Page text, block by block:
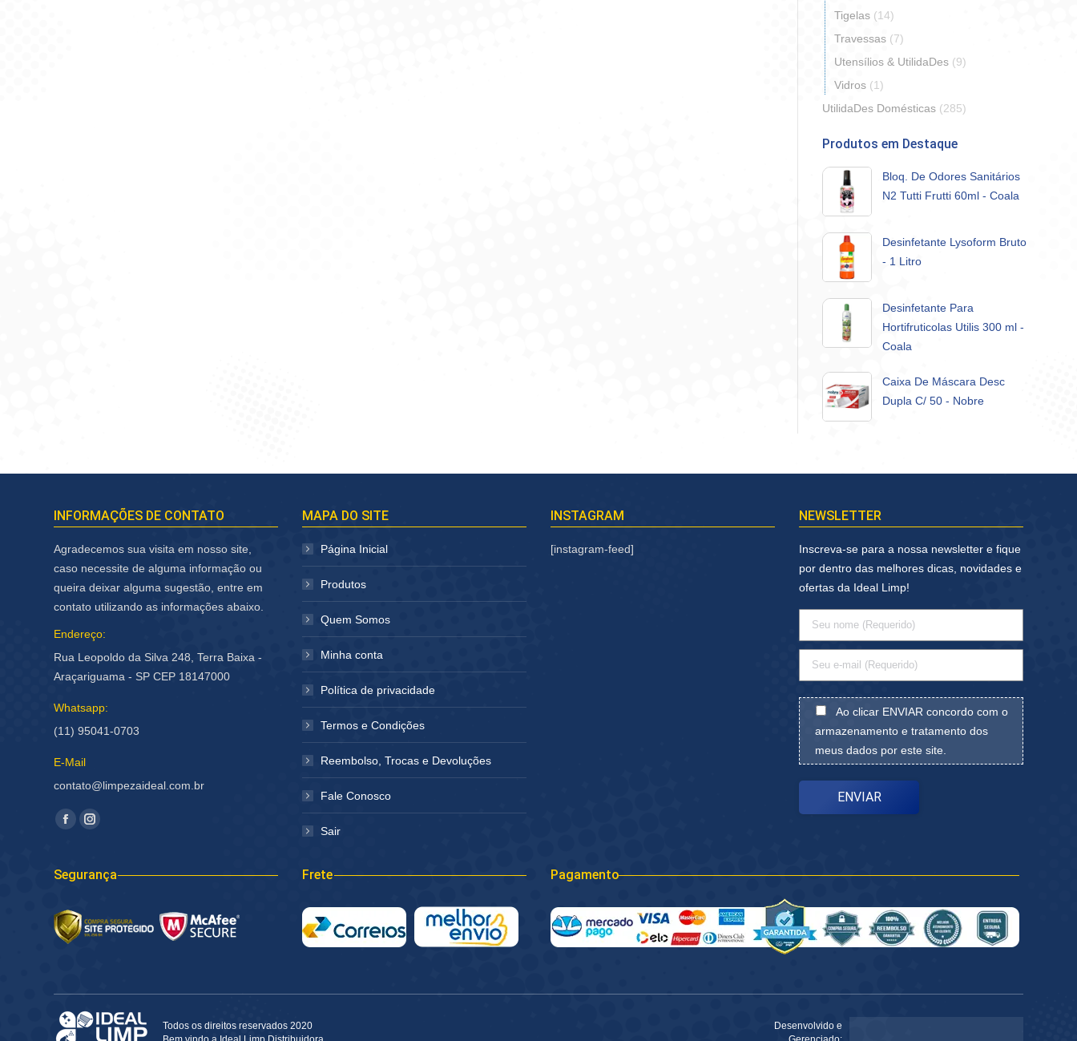
Tigelas (14)
Travessas (7)
Utensílios & UtilidaDes (9)
Vidros (1)
UtilidaDes Domésticas (285)
Produtos em Destaque
Bloq. De Odores Sanitários
N2 Tutti Frutti 60ml - Coala
Desinfetante Lysoform Bruto
- 1 Litro
Desinfetante Para
Hortifruticolas Utilis 300 ml -
Coala
Caixa De Máscara Desc
Dupla C/ 50 - Nobre
INFORMAÇÕES DE CONTATO
Agradecemos sua visita em nosso site,
caso necessite de alguma informação ou
queira deixar alguma sugestão, entre em
contato utilizando as informações abaixo.
Endereço:
Rua Leopoldo da Silva 248, Terra Baixa -
Araçariguama - SP CEP 18147000
Whatsapp:
(11) 95041-0703
E-Mail
contato@limpezaideal.com.br
Encontre-nos em:
Facebook
abre
nova
janela
Instagram
abre
janela
MAPA DO SITE
Página Inicial
Produtos
Quem Somos
Minha conta
Política de privacidade
Termos e Condições
Reembolso, Trocas e Devoluções
Fale Conosco
Sair
INSTAGRAM
[instagram-feed]
NEWSLETTER
Inscreva-se para a nossa newsletter e fique
por dentro das melhores dicas, novidades e
ofertas da Ideal Limp!
Ao clicar ENVIAR concordo com o
armazenamento e tratamento dos
meus dados por este site.
Segurança Frete Pagamento
Todos os direitos reservados 2020
Desenvolvido e